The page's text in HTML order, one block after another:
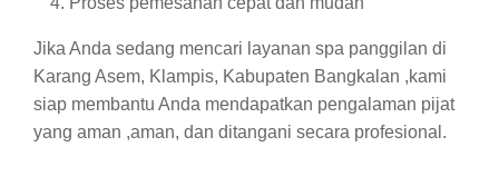
Jika Anda sedang mencari layanan spa panggilan di
Karang Asem, Klampis, Kabupaten Bangkalan ,kami
siap membantu Anda mendapatkan pengalaman pijat
yang aman ,aman, dan ditangani secara profesional.